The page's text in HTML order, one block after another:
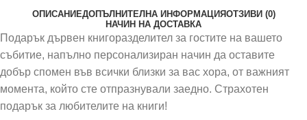
ОПИСАНИЕДОПЪЛНИТЕЛНА ИНФОРМАЦИЯОТЗИВИ (0)
НАЧИН НА ДОСТАВКА
Подарък дървен книгоразделител за гостите на вашето
събитие, напълно персонализиран начин да оставите
добър спомен във всички близки за вас хора, от важният
момента, който сте отпразнували заедно. Страхотен
подарък за любителите на книги!